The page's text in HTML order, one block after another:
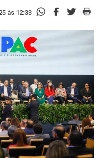
às 12:33